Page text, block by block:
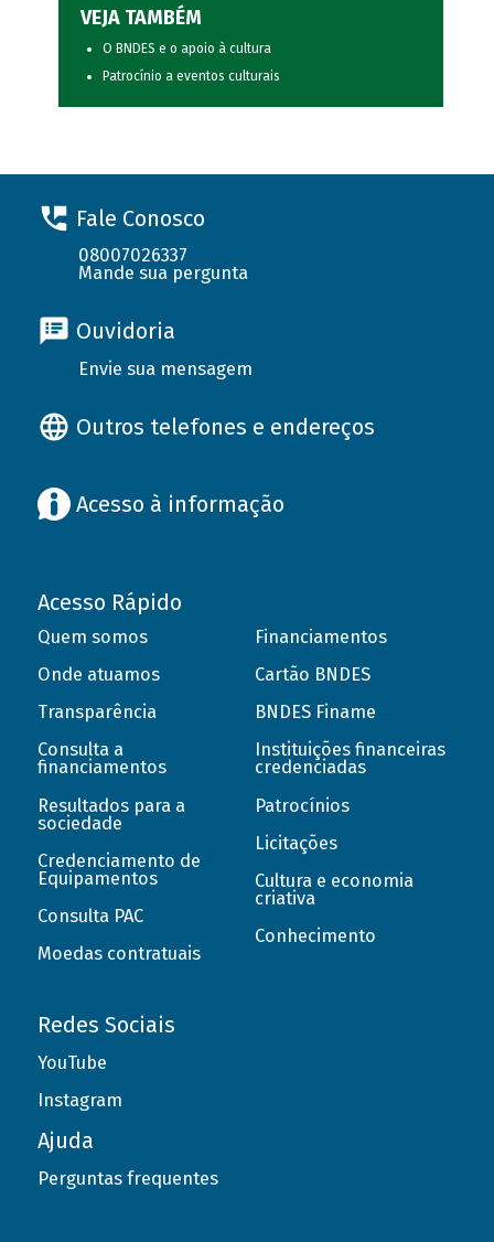
VEJA TAMBÉM
O BNDES e o apoio à cultura
Patrocínio a eventos culturais
Fale Conosco
08007026337
Mande sua pergunta
Ouvidoria
Envie sua mensagem
Outros telefones e endereços
Acesso à informação
Acesso Rápido
Quem somos
Onde atuamos
Transparência
Consulta a
financiamentos
Resultados para a
sociedade
Credenciamento de
Equipamentos
Consulta PAC
Moedas contratuais
Financiamentos
Cartão BNDES
BNDES Finame
Instituições financeiras
credenciadas
Patrocínios
Licitações
Cultura e economia
criativa
Conhecimento
Redes Sociais
YouTube
Instagram
Ajuda
Perguntas frequentes